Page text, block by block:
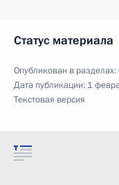
Статус материала
Опубликован в разделах:
Дата публикации: 1
Текстовая версия